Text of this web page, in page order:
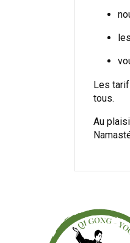
les
Les
tous.
Au